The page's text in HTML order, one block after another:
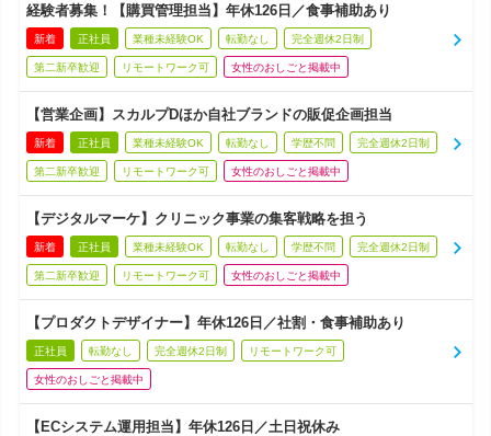
経験者募集！【購買管理担当】年休126日／食事補助あり
新着 正社員 業種未経験OK 転勤なし 完全週休2日制
第二新卒歓迎 リモートワーク可 女性のおしごと掲載中
【営業企画】スカルプDほか自社ブランドの販促企画担当
新着 正社員 業種未経験OK 転勤なし 学歴不問 完全週休2日制
第二新卒歓迎 リモートワーク可 女性のおしごと掲載中
【デジタルマーケ】クリニック事業の集客戦略を担う
新着 正社員 業種未経験OK 転勤なし 学歴不問 完全週休2日制
第二新卒歓迎 リモートワーク可 女性のおしごと掲載中
【プロダクトデザイナー】年休126日／社割・食事補助あり
正社員 転勤なし 完全週休2日制 リモートワーク可
女性のおしごと掲載中
【ECシステム運用担当】年休126日／土日祝休み